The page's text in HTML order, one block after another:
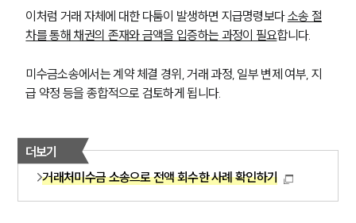
이처럼 거래 자체에 대한 다툼이 발생하면 지급명령보다 소송 절
차를 통해 채권의 존재와 금액을 입증하는 과정이 필요합니다.
미수금소송에서는 계약 체결 경위, 거래 과정, 일부 변제 여부, 지
급 약정 등을 종합적으로 검토하게 됩니다.
더보기
거래처미수금 소송으로 전액 회수한 사례 확인하기